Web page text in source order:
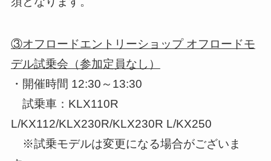
③オフロードエントリーショップ オフロードモ
デル試乗会（参加定員なし）
・開催時間 12:30～13:30
試乗車：KLX110R
L/KX112/KLX230R/KLX230R L/KX250
※試乗モデルは変更になる場合がございま